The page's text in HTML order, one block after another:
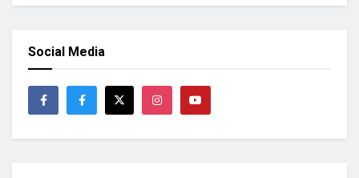
Social Media